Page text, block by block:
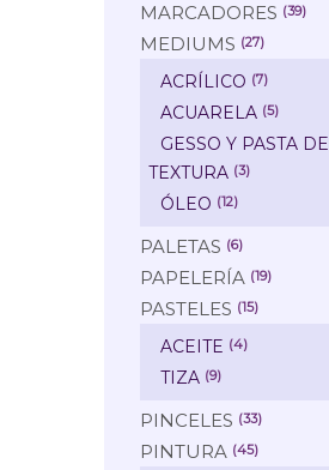
MARCADORES (39)
MEDIUMS (27)
ACRÍLICO (7)
ACUARELA (5)
GESSO Y PASTA DE
TEXTURA (3)
ÓLEO (12)
PALETAS (6)
PAPELERÍA (19)
PASTELES (15)
ACEITE (4)
TIZA (9)
PINCELES (33)
PINTURA (45)